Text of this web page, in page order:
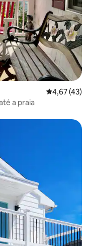
4,67 de uma
4,67 (43)
a praia